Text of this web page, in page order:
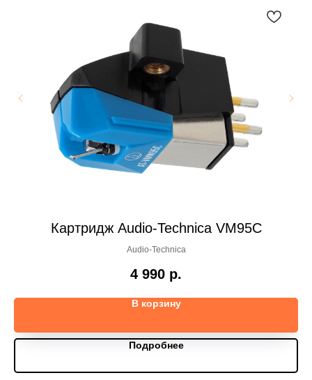
Картридж Audio-Technica VM95C
Audio-Technica
4 990 р.
В корзину
Подробнее